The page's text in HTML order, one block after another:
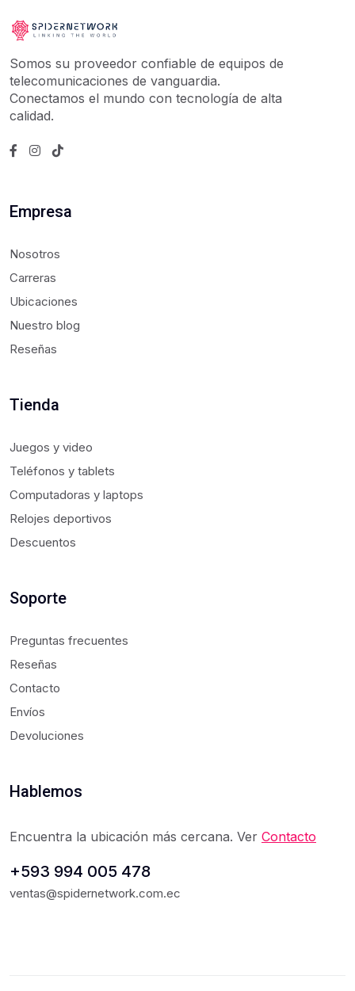
Somos su proveedor confiable de equipos de
telecomunicaciones de vanguardia.
Conectamos el mundo con tecnología de alta
calidad.
Empresa
Nosotros
Carreras
Ubicaciones
Nuestro blog
Reseñas
Tienda
Juegos y video
Teléfonos y tablets
Computadoras y laptops
Relojes deportivos
Descuentos
Soporte
Preguntas frecuentes
Reseñas
Contacto
Envíos
Devoluciones
Hablemos
Encuentra la ubicación más cercana. Ver Contacto
+593 994 005 478
ventas@spidernetwork.com.ec